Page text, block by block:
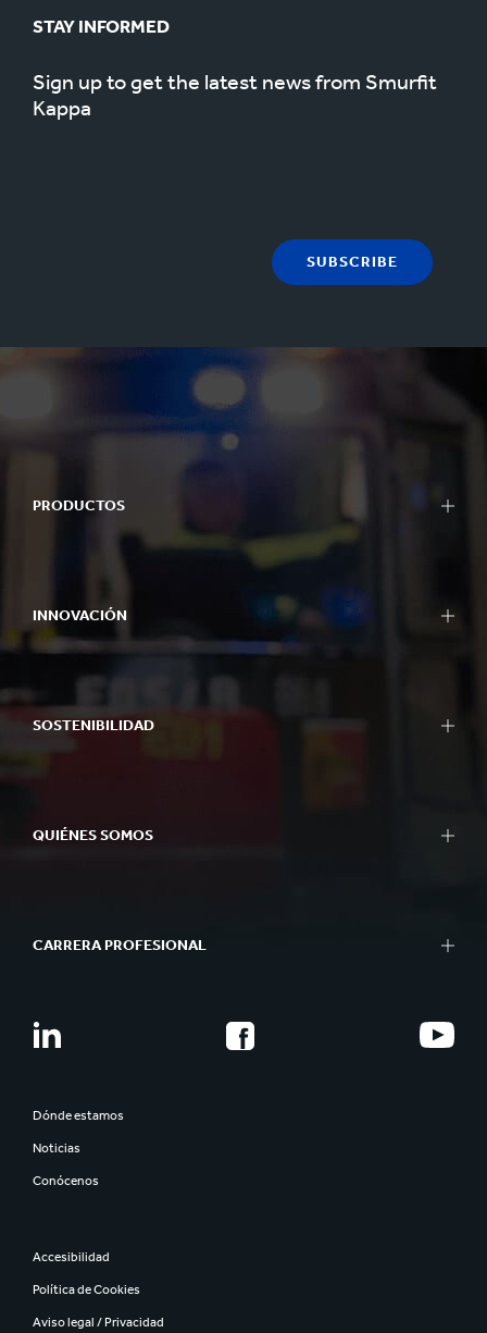
STAY INFORMED
Sign up to get the latest news from Smurfit
Kappa
SUBSCRIBE
PRODUCTOS
INNOVACIÓN
SOSTENIBILIDAD
QUIÉNES SOMOS
CARRERA PROFESIONAL
Dónde estamos
Noticias
Conócenos
Accesibilidad
Política de Cookies
Aviso legal / Privacidad